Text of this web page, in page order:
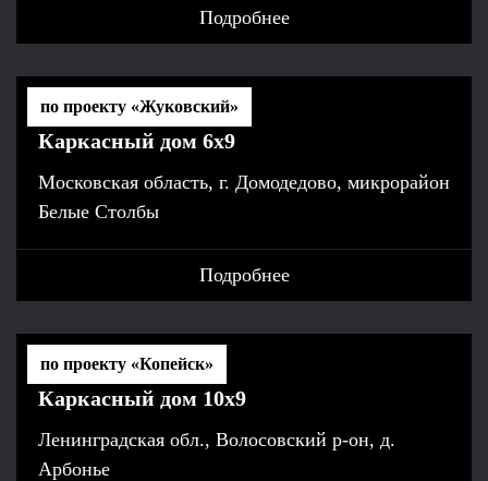
Подробнее
Каркасный дом 6х9
Московская область, г. Домодедово, микрорайон
Белые Столбы
Подробнее
по проекту «Жуковский»
Каркасный дом 10х9
Ленинградская обл., Волосовский р-он, д.
Арбонье
по проекту «Копейск»